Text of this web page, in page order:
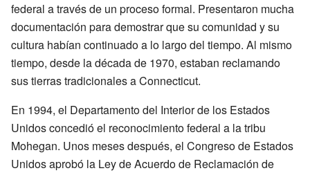
federal a través de un proceso formal. Presentaron mucha
documentación para demostrar que su comunidad y su
cultura habían continuado a lo largo del tiempo. Al mismo
tiempo, desde la década de 1970, estaban reclamando
sus tierras tradicionales a Connecticut.
En 1994, el Departamento del Interior de los Estados
Unidos concedió el reconocimiento federal a la tribu
Mohegan. Unos meses después, el Congreso de Estados
Unidos aprobó la Ley de Acuerdo de Reclamación de